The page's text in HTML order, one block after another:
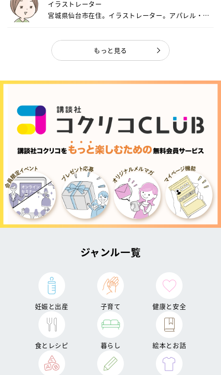
イラストレーター
宮城県仙台市在住。イラストレーター。アパレル・キ
もっと見る
ジャンル一覧
妊娠と出産 子育て 健康と安全
食とレシピ 暮らし 絵本とお話